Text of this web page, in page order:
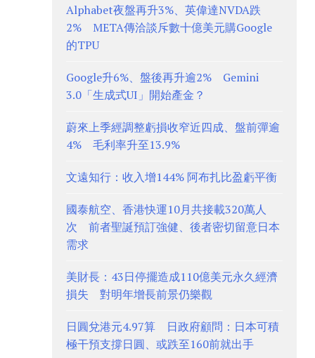
Alphabet夜盤再升3%、英偉達NVDA跌
2% META傳洽談斥數十億美元購Google
的TPU
Google升6%、盤後再升逾2% Gemini
3.0「生成式UI」開始產金？
蔚來上季經調整虧損收窄近四成、盤前彈逾
4% 毛利率升至13.9%
文遠知行：收入增144% 阿布扎比盈虧平衡
國泰航空、香港快運10月共接載320萬人
次 前者聖誕預訂強健、後者密切留意日本
需求
美財長：43日停擺造成110億美元永久經濟
損失 對明年增長前景仍樂觀
日圓兌港元4.97算 日政府顧問：日本可積
極干預支撐日圓、或跌至160前就出手